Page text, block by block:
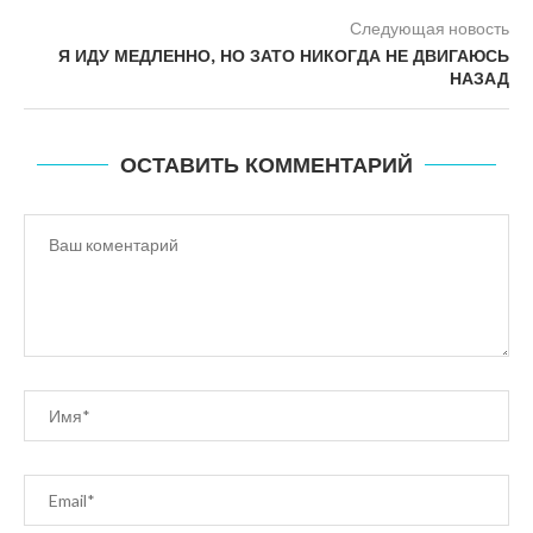
Следующая новость
Я ИДУ МЕДЛЕННО, НО ЗАТО НИКОГДА НЕ ДВИГАЮСЬ
НАЗАД
ОСТАВИТЬ КОММЕНТАРИЙ